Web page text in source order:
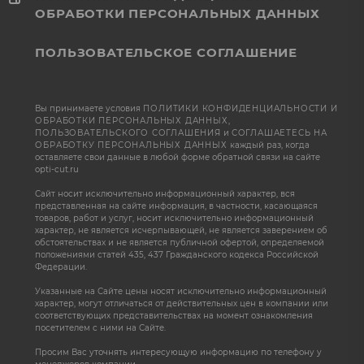
ОБРАБОТКИ ПЕРСОНАЛЬНЫХ ДАННЫХ
ПОЛЬЗОВАТЕЛЬСКОЕ СОГЛАШЕНИЕ
Вы принимаете условия ПОЛИТИКИ КОНФИДЕНЦИАЛЬНОСТИ И
ОБРАБОТКИ ПЕРСОНАЛЬНЫХ ДАННЫХ,
ПОЛЬЗОВАТЕЛЬСКОГО СОГЛАШЕНИЯ и СОГЛАШАЕТЕСЬ НА
ОБРАБОТКУ ПЕРСОНАЛЬНЫХ ДАННЫХ каждый раз, когда
оставляете свои данные в любой форме обратной связи на сайте
opti-cut.ru
Сайт носит исключительно информационный характер, вся
представленная на сайте информация, в частности, касающаяся
товаров, работ и услуг, носит исключительно информационный
характер, не является исчерпывающей, не является заверением об
обстоятельствах и не является публичной офертой, определяемой
положениями статей 435, 437 Гражданского кодекса Российской
Федерации.
Указанные на Сайте цены носят исключительно информационный
характер, могут отличаться от действительных цен в компании или
соответствующих представительствах на момент ознакомления
посетителем с ними на Сайте.
Просим Вас уточнять интересующую информацию по телефону у